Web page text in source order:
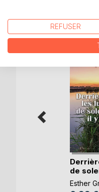
de
Esther
REFUSER